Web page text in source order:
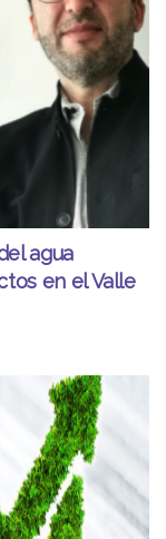
agua
en el Valle